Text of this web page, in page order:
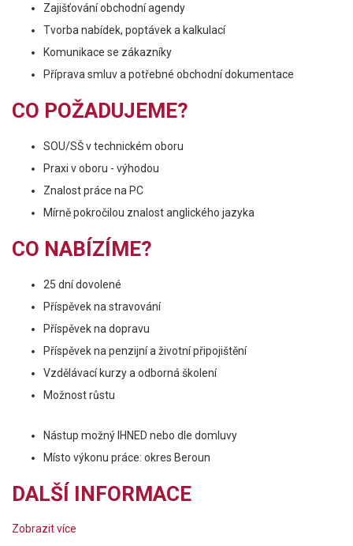
Zajišťování obchodní agendy
Tvorba nabídek, poptávek a kalkulací
Komunikace se zákazníky
Příprava smluv a potřebné obchodní dokumentace
CO POŽADUJEME?
SOU/SŠ v technickém oboru
Praxi v oboru - výhodou
Znalost práce na PC
Mírně pokročilou znalost anglického jazyka
CO NABÍZÍME?
25 dní dovolené
Příspěvek na stravování
Příspěvek na dopravu
Příspěvek na penzijní a životní připojištění
Vzdělávací kurzy a odborná školení
Možnost růstu
Nástup možný IHNED nebo dle domluvy
Místo výkonu práce: okres Beroun
DALŠÍ INFORMACE
Zobrazit více